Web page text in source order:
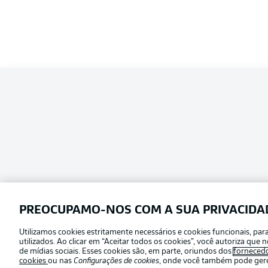
Escolha seu idioma
Português
Football as it’s meant to be
PREOCUPAMO-NOS COM A SUA
Utilizamos cookies estritamente necessários e cookies funcionais,
utilizados. Ao clicar em “Aceitar todos os cookies”, você autoriza
de mídias sociais. Esses cookies são, em parte, oriundos dos
cookies ou nas Configurações de cookies, onde você também pode